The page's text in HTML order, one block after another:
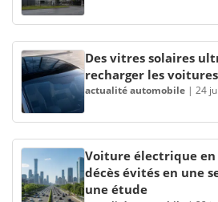
Des vitres solaires
recharger les
actualité automobile | 24
Voiture électrique en
décès évités en une
une étude